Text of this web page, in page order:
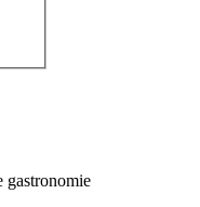
gastronomie